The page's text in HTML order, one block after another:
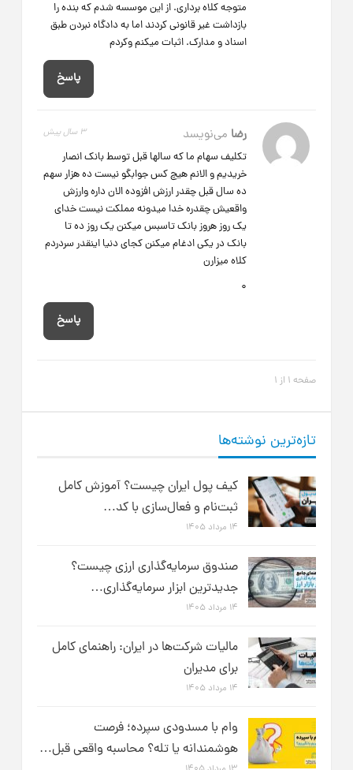
متوجه کلاه برداری. از این موسسه شدم که بنده را
بازداشت غیر قانونی کردند اما به دادگاه نبردن طبق
اسناد و مدارک. اثبات میکنم وکردم
پاسخ
رضا می‌نویسد 3 سال پیش
تکلیف سهام ما که سالها قبل توسط بانک انصار
خریدیم و الانم هیچ کس جوابگو نیست ده هزار سهم
ده سال قبل چقدر ارزش افزوده الان داره وارزش
واقعیش چقدره خدا میدونه مملکت نیست خدای
یک روز هروز بانک تاسبس میکنن یک روز ده تا
بانک در یکی ادغام میکنن کجای دنیا اینقدر سردردم
کلاه میزارن
0
پاسخ
صفحه 1 از 1
تازه‌ترین نوشته‌ها
کیف پول ایران چیست؟ آموزش کامل
ثبت‌نام و فعال‌سازی با کد…
۱۴ مرداد ۱۴۰۵
صندوق سرمایه‌گذاری ارزی چیست؟
جدیدترین ابزار سرمایه‌گذاری…
۱۴ مرداد ۱۴۰۵
مالیات شرکت‌ها در ایران: راهنمای کامل
برای مدیران
۱۴ مرداد ۱۴۰۵
وام با مسدودی سپرده؛ فرصت
هوشمندانه یا تله؟ محاسبه واقعی قبل…